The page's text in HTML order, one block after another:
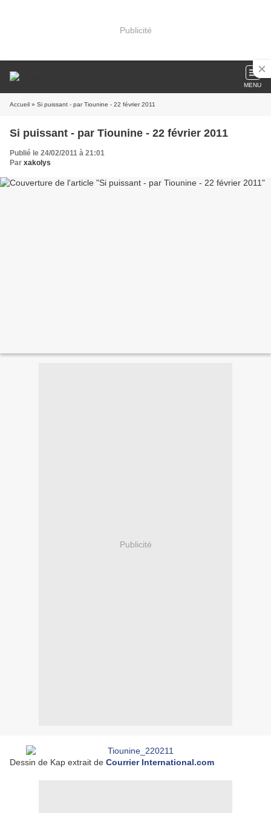
Publicité
MENU
Accueil » Si puissant - par Tiounine - 22 février 2011
Si puissant - par Tiounine - 22 février 2011
Publié le 24/02/2011 à 21:01
Par xakolys
Publicité
Dessin de Kap extrait de Courrier International.com